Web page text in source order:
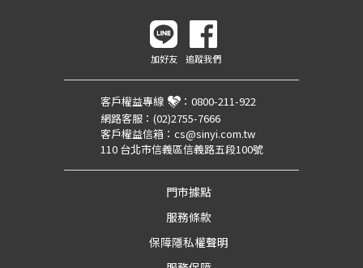
加好友 追蹤我們
客戶權益專線 ： 0800-211-922
網路客服： (02)2755-7666
客戶權益信箱： cs@sinyi.com.tw
110 台北市信義區信義路五段100號
門市據點
服務條款
保障隱私權聲明